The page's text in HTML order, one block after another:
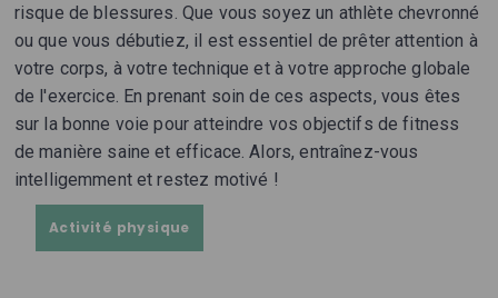
risque de blessures. Que vous soyez un athlète chevronné
ou que vous débutiez, il est essentiel de prêter attention à
votre corps, à votre technique et à votre approche globale
de l'exercice. En prenant soin de ces aspects, vous êtes
sur la bonne voie pour atteindre vos objectifs de fitness
de manière saine et efficace. Alors, entraînez-vous
intelligemment et restez motivé !
Activité physique